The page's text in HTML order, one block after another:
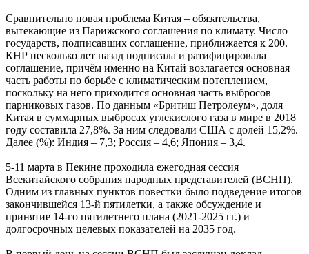
Сравнительно новая проблема Китая – обязательства,
вытекающие из Парижского соглашения по климату. Число
государств, подписавших соглашение, приближается к 200.
КНР несколько лет назад подписала и ратифицировала
соглашение, причём именно на Китай возлагается основная
часть работы по борьбе с климатическим потеплением,
поскольку на него приходится основная часть выбросов
парниковых газов. По данным «Бритиш Петролеум», доля
Китая в суммарных выбросах углекислого газа в мире в 2018
году составила 27,8%. За ним следовали США с долей 15,2%.
Далее (%): Индия – 7,3; Россия – 4,6; Япония – 3,4.
5-11 марта в Пекине проходила ежегодная сессия
Всекитайского собрания народных представителей (ВСНП).
Одним из главных пунктов повестки было подведение итогов
закончившейся 13-й пятилетки, а также обсуждение и
принятие 14-го пятилетнего плана (2021-2025 гг.) и
долгосрочных целевых показателей на 2035 год.